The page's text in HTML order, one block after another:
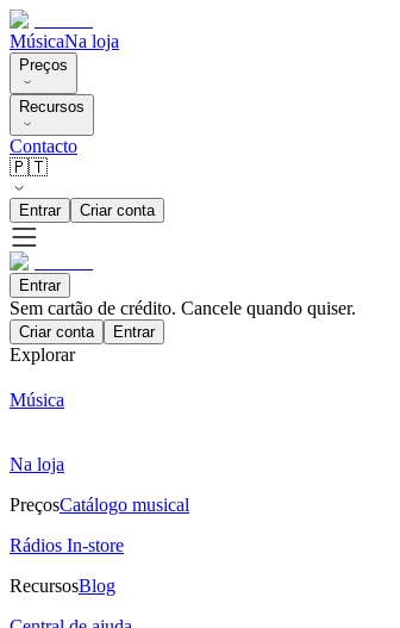
MúsicaNa loja
Preços
Recursos
Contacto
🇵🇹
Entrar Criar conta
Entrar
Sem cartão de crédito. Cancele quando quiser.
Criar conta Entrar
Explorar
Música
Na loja
PreçosCatálogo musical
Rádios In-store
RecursosBlog